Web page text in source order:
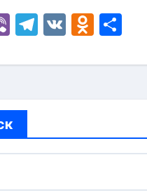
ViberTelegram
VK